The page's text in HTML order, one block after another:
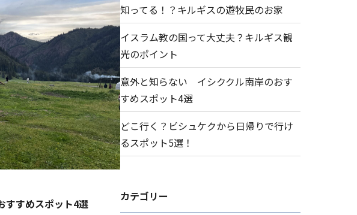
すめスポット4選
知ってる！？キルギスの遊牧民のお家
イスラム教の国って大丈夫？キルギス観
光のポイント
意外と知らない イシククル南岸のおす
すめスポット4選
どこ行く？ビシュケクから日帰りで行け
るスポット5選！
カテゴリー